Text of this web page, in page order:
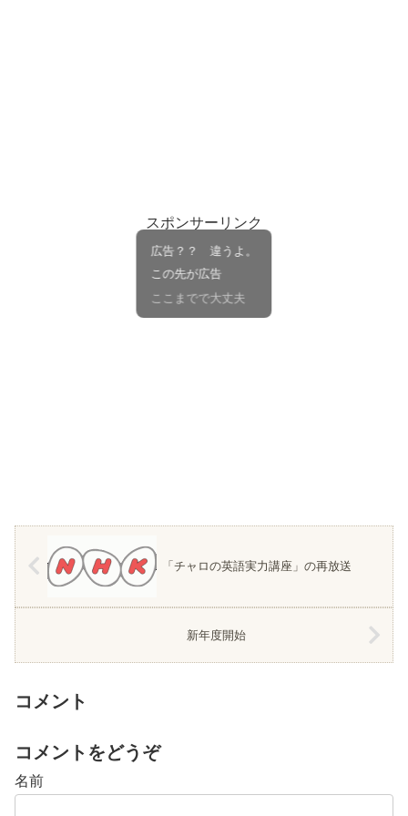
スポンサーリンク
「チャロの英語実力講座」の再放送
新年度開始
コメント
コメントをどうぞ
名前
広告？？ 違うよ。
この先が広告
ここまでで大丈夫